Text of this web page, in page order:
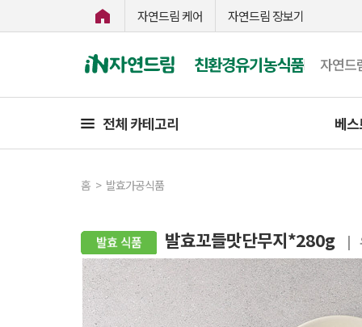
자연드림 케어 자연드림 장보기
친환경유기농식품 자연드
전체 카테고리 베
홈 > 발효가공식품
발효꼬들맛단무지*280g |